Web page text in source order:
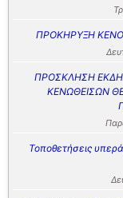
ΠΡΟΚΗΡΥΞΗ
ΠΡΟΣΚΛΗΣΗ
ΚΕΝΩΘΕΙΣΩΝ
Τοποθετήσεις